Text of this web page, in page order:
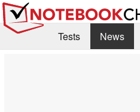
Tests News